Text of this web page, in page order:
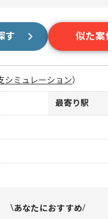
す 似た案
シミュレーション）
最寄り駅
あなたにおすすめ